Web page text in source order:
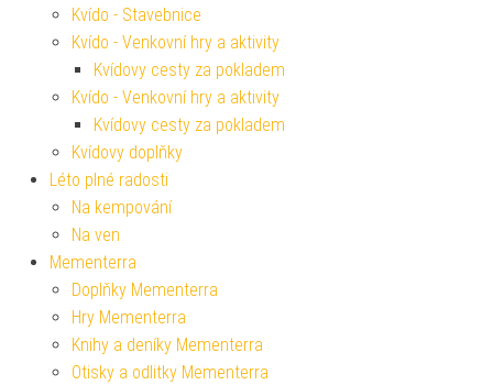
Kvído - Stavebnice
Kvído - Venkovní hry a aktivity
Kvídovy cesty za pokladem
Kvído - Venkovní hry a aktivity
Kvídovy cesty za pokladem
Kvídovy doplňky
Léto plné radosti
Na kempování
Na ven
Mementerra
Doplňky Mementerra
Hry Mementerra
Knihy a deníky Mementerra
Otisky a odlitky Mementerra